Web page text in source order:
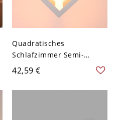
Quadratisches
Schlafzimmer Semi-
Flushmount
Zeitgenössisches Metall 1
Birne Weiß Flush
42,59 €